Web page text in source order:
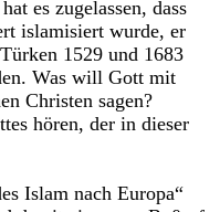
es zugelassen, dass
islamisiert wurde, er
1529 und 1683
Was will Gott mit
Christen sagen?
hören, der in dieser
nach Europa“